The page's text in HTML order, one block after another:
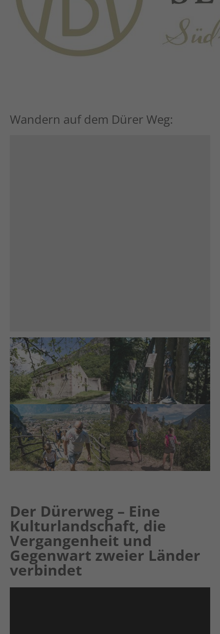
Wandern auf dem Dürer Weg:
Der Dürerweg – Eine
Kulturlandschaft, die
Vergangenheit und
Gegenwart zweier Länder
verbindet